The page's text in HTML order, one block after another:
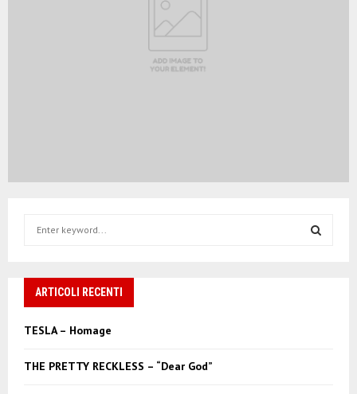
h
o
ARTICOLI RECENTI
TESLA – Homage
THE PRETTY RECKLESS – “Dear God”